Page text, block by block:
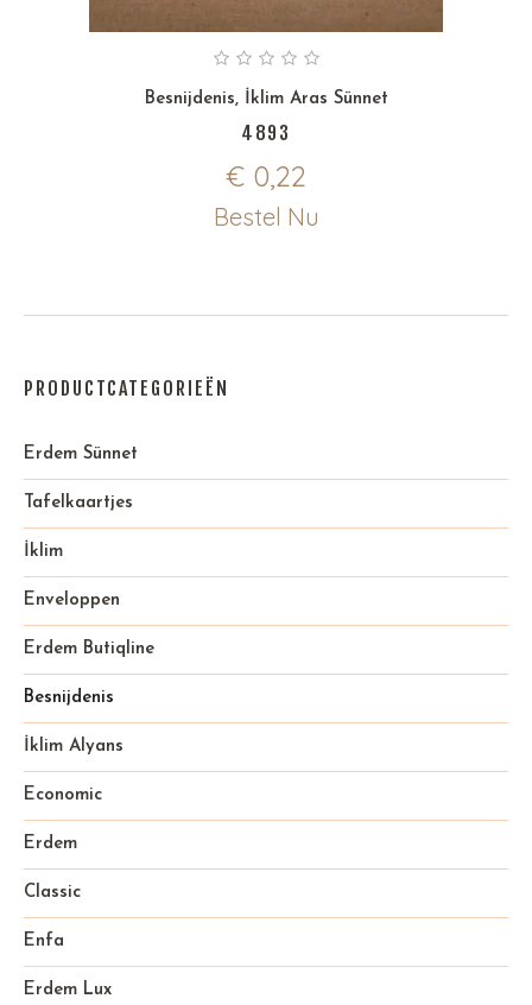
Besnijdenis, İklim Aras Sünnet
4893
€ 0,22
Bestel Nu
PRODUCTCATEGORIEËN
Erdem Sünnet
Tafelkaartjes
İklim
Enveloppen
Erdem Butiqline
Besnijdenis
İklim Alyans
Economic
Erdem
Classic
Enfa
Erdem Lux